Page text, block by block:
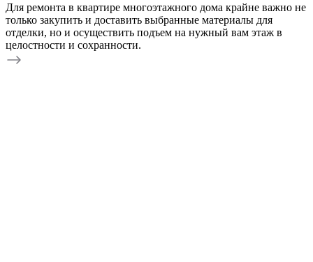
Для ремонта в квартире многоэтажного дома крайне важно не
только закупить и доставить выбранные материалы для
отделки, но и осуществить подъем на нужный вам этаж в
целостности и сохранности.